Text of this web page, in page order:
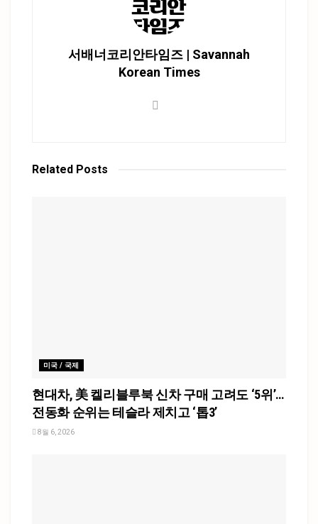
서배너코리안타임즈 | Savannah
Korean Times
Related Posts
미국 / 국제
현대차, 美 켈리블루북 신차 구매 고려도 ‘5위’…
전동화 순위는 테슬라 제치고 ‘톱3’
8월 6, 2026